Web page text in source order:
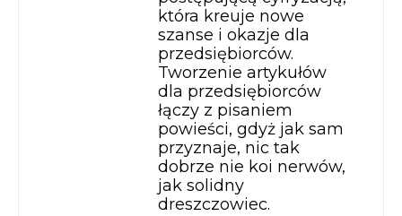
która kreuje nowe
szanse i okazje dla
przedsiębiorców.
Tworzenie artykułów
dla przedsiębiorców
łączy z pisaniem
powieści, gdyż jak sam
przyznaje, nic tak
dobrze nie koi nerwów,
jak solidny
dreszczowiec.